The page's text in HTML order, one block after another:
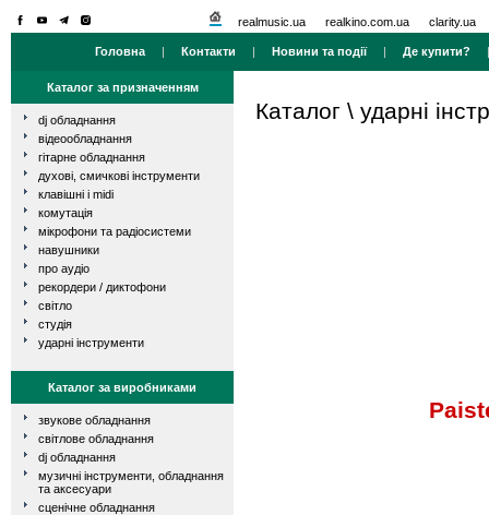
realmusic.ua realkino.com.ua clarity.ua
Головна | Контакти | Новини та події| Де купити?
Каталог за призначенням
dj обладнання
відеообладнання
гітарне обладнання
духові, смичкові інструменти
клавішні і midi
комутація
мікрофони та радіосистеми
навушники
про аудіо
рекордери / диктофони
світло
студія
ударні інструменти
Каталог за виробниками
звукове обладнання
світлове обладнання
dj обладнання
музичні інструменти, обладнання
та аксесуари
сценічне обладнання
Каталог \ ударні